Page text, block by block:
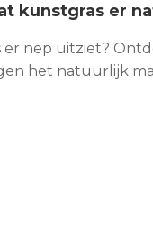
kunstgras er
nep uitziet?
het natuurlijk